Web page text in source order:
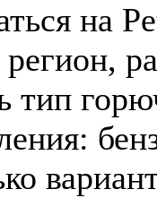
на
регион,
тип